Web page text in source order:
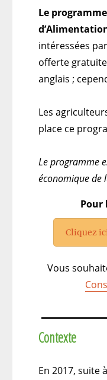
Le
intéressées
offerte
anglais ;
Les
place ce
Le programme
économique de
Pour
Cliquez
Vous
Contexte
En 2017, suite